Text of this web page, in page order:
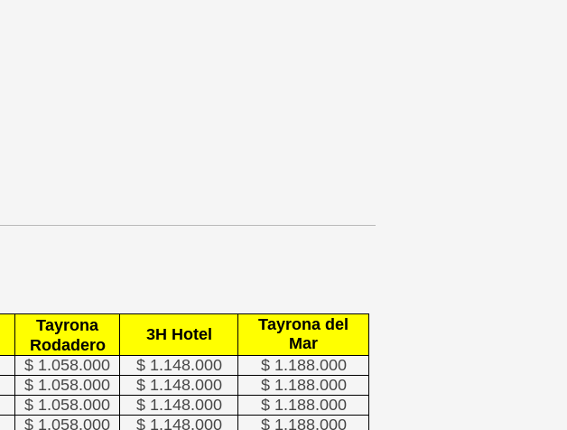
Tayrona
Rodadero
3H Hotel
Tayrona del
Mar
$ 1.058.000 $ 1.148.000
$ 1.188.000
$ 1.058.000 $ 1.148.000
$ 1.188.000
$ 1.058.000 $ 1.148.000
$ 1.188.000
$ 1.058.000 $ 1.148.000
$ 1.188.000